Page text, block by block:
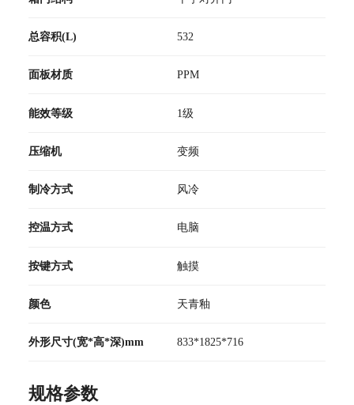
总容积(L) 532
面板材质 PPM
能效等级 1级
压缩机 变频
制冷方式 风冷
控温方式 电脑
按键方式 触摸
颜色 天青釉
外形尺寸(宽*高*深)mm 833*1825*716
规格参数